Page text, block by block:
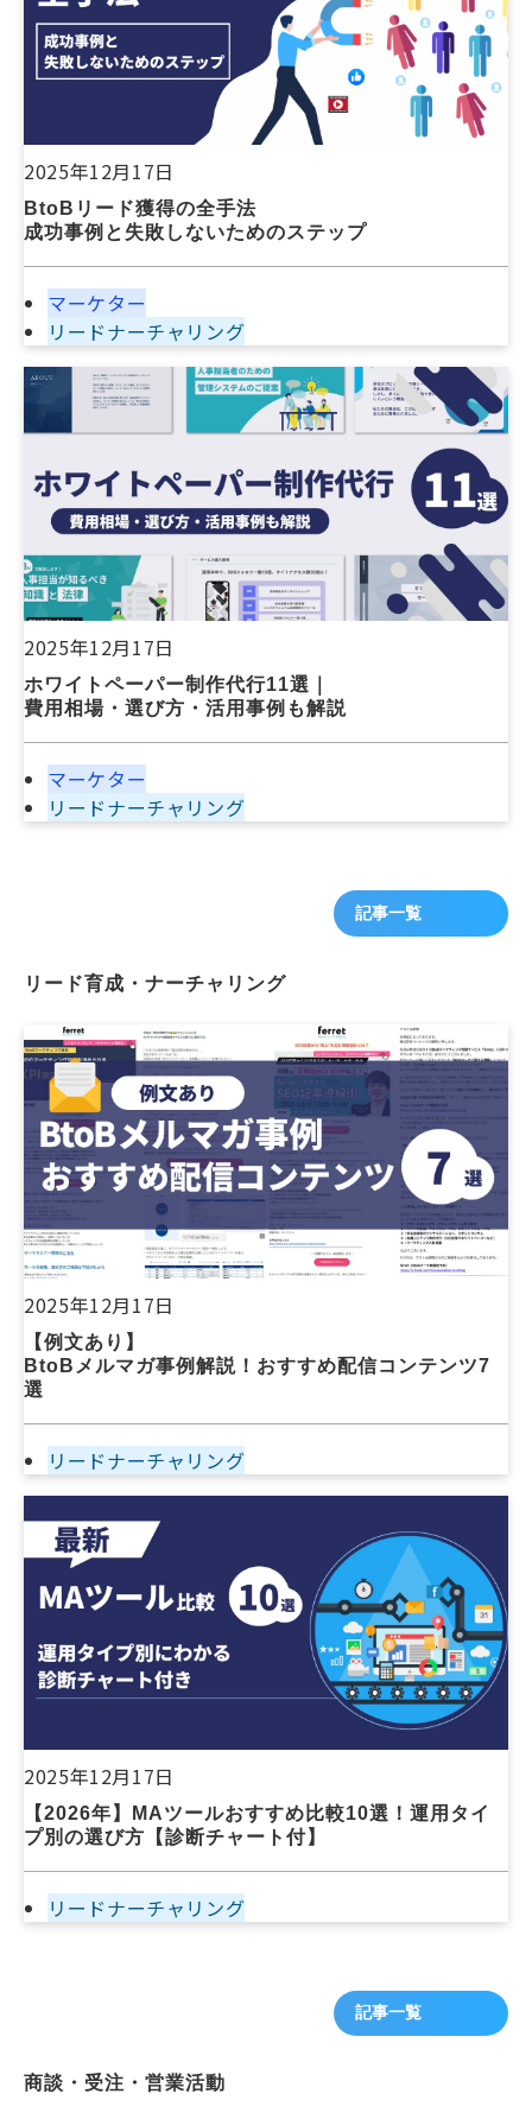
2025年12月17日
BtoBリード獲得の全手法
成功事例と失敗しないためのステップ
マーケター
リードナーチャリング
2025年12月17日
ホワイトペーパー制作代行11選｜
費用相場・選び方・活用事例も解説
マーケター
リードナーチャリング
記事一覧
リード育成・ナーチャリング
2025年12月17日
【例文あり】
BtoBメルマガ事例解説！おすすめ配信コンテンツ7
選
リードナーチャリング
2025年12月17日
【2026年】MAツールおすすめ比較10選！運用タイ
プ別の選び方【診断チャート付】
リードナーチャリング
記事一覧
商談・受注・営業活動